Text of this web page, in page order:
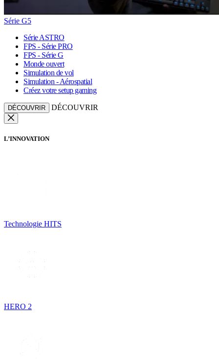
Série G5
Série ASTRO
FPS - Série PRO
FPS - Série G
Monde ouvert
Simulation de vol
Simulation - Aérospatial
Créez votre setup gaming
DÉCOUVRIR DÉCOUVRIR
L’INNOVATION
Technologie HITS
HERO 2